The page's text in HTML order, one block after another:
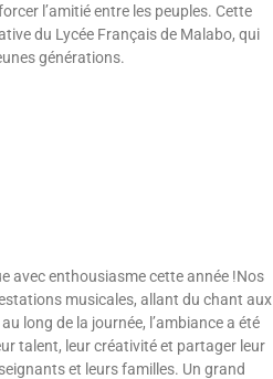
l’amitié entre les peuples. Cette
du Lycée Français de Malabo, qui
générations.
avec enthousiasme cette année !Nos
musicales, allant du chant aux
long de la journée, l’ambiance a été
talent, leur créativité et partager leur
et leurs familles. Un grand